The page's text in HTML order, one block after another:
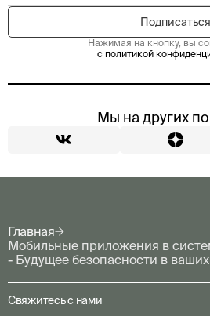
Нажимая на кнопку, вы
с политикой
Мы на других
Главная
Мобильные приложения в
- Будущее безопасности в
Свяжитесь с нами